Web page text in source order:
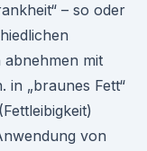
– so oder
mit
in „braunes Fett“
von